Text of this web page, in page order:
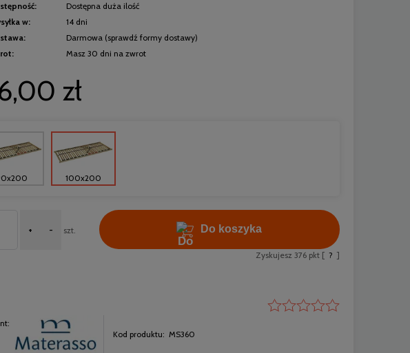
Dostępna duża ilość
w:
14 dni
Darmowa (sprawdź formy dostawy)
Masz 30 dni na zwrot
zł
100x200
+ - szt. Do koszyka
Zyskujesz 376pkt [ ? ]
Kod produktu: MS360